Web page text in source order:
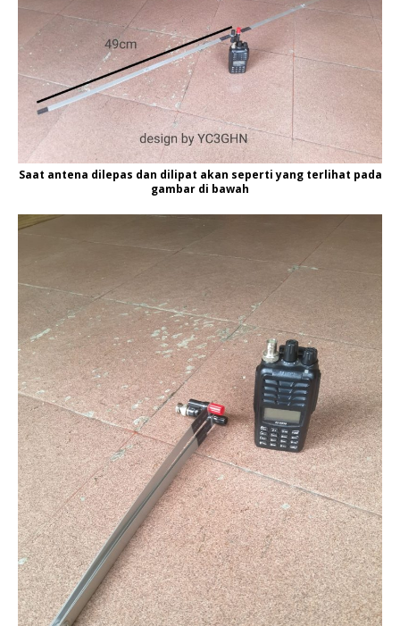
Saat antena dilepas dan dilipat akan seperti yang terlihat pada
gambar di bawah